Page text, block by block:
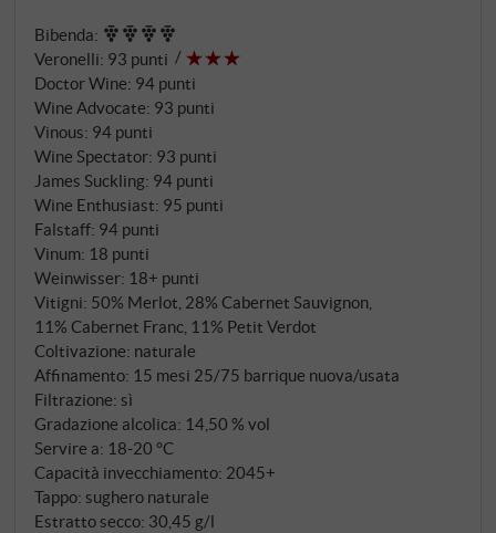
dose di acidità, promette una lunga vita e raggiunge
quasi il livello del suo famoso fratello maggiore.
SUPERIORE.DE
Bibenda:
Veronelli: 93 punti
Doctor Wine: 94 punti
Wine Advocate: 93 punti
Vinous: 94 punti
Wine Spectator: 93 punti
James Suckling: 94 punti
Wine Enthusiast: 95 punti
Falstaff: 94 punti
Vinum: 18 punti
Weinwisser: 18+ punti
Vitigni: 50% Merlot, 28% Cabernet Sauvignon,
11% Cabernet Franc, 11% Petit Verdot
Coltivazione: naturale
Affinamento: 15 mesi 25/75 barrique nuova/usata
Filtrazione: sì
Gradazione alcolica: 14,50 % vol
Servire a: 18‑20 °C
Capacità invecchiamento: 2045+
Tappo: sughero naturale
Estratto secco: 30,45 g/l